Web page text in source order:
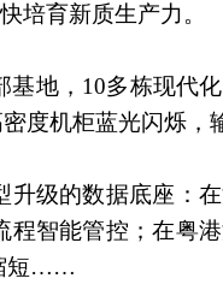
培育新质生产力。
地，10多栋现代
度机柜蓝光闪烁，
升级的数据底座：
程智能管控；在粤
短……